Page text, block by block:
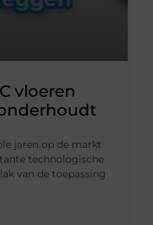
vloeren
jaren op de markt
technologische
van de toepassing